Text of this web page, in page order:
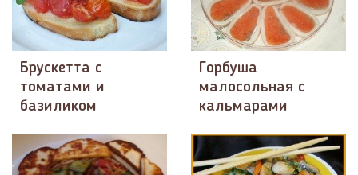
Брускетта с
томатами и
базиликом
Горбуша
малосольная с
кальмарами